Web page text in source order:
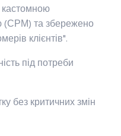
кастомною
(СРМ) та збережено
клієнтів".
під потреби
без критичних змін